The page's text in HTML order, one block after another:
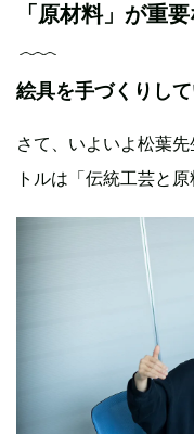
「原材料」が重
絵具を手づくりし
さて、いよいよ松葉
トルは「伝統工芸と原